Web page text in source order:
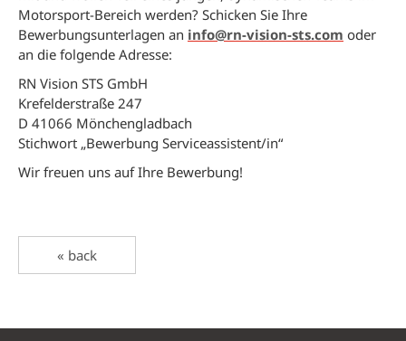
Motorsport-Bereich werden? Schicken Sie Ihre
Bewerbungsunterlagen an info@rn-vision-sts.com oder
an die folgende Adresse:
RN Vision STS GmbH
Krefelderstraße 247
D 41066 Mönchengladbach
Stichwort „Bewerbung Serviceassistent/in“
Wir freuen uns auf Ihre Bewerbung!
« back